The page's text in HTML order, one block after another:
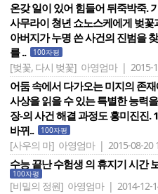
온갖 일이 있어 힘들어 뒤죽박죽.
사무라이 쳥년 쇼노스케에게 벚
아버지가 누명 쓴 사건의 진범을
를 ..
100자평
[벚꽃, 다시 벚꽃] 아영엄마 | 2015-
어둠 속에서 다가오는 미지의 존
사상을 읽을 수 있는 특별한 능력
장-의 사건 해결 과정도 흥미진진.
바뀌..
100자평
[사우의 마] 아영엄마 | 2015-08-20
수능 끝난 수험생 의 휴지기 시간
100자평
[비밀의 정원] 아영엄마 | 2014-12-